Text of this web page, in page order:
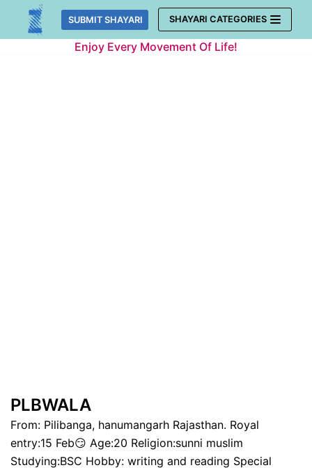
Skip
SUBMIT SHAYARI SHAYARI CATEGORIES
Enjoy Every Movement Of Life!
PLBWALA
From: Pilibanga, hanumangarh Rajasthan. Royal
entry:15 Feb😏 Age:20 Religion:sunni muslim
Studying:BSC Hobby: writing and reading Special